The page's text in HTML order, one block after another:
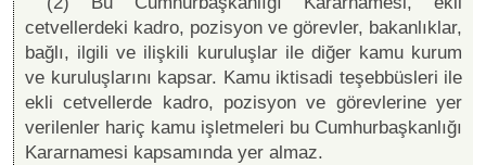
cetvellerdeki kadro, pozisyon ve görevler, bakanlıklar,
bağlı, ilgili ve ilişkili kuruluşlar ile diğer kamu kurum
ve kuruluşlarını kapsar. Kamu iktisadi teşebbüsleri ile
ekli cetvellerde kadro, pozisyon ve görevlerine yer
verilenler hariç kamu işletmeleri bu Cumhurbaşkanlığı
Kararnamesi kapsamında yer almaz.